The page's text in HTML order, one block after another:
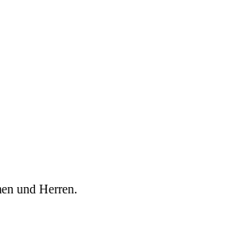
und Herren.